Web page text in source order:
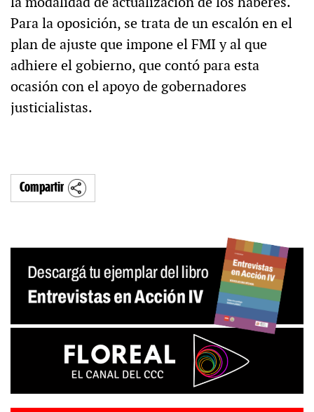
Para la oposición, se trata de un escalón en el
plan de ajuste que impone el FMI y al que
adhiere el gobierno, que contó para esta
ocasión con el apoyo de gobernadores
justicialistas.
Compartir